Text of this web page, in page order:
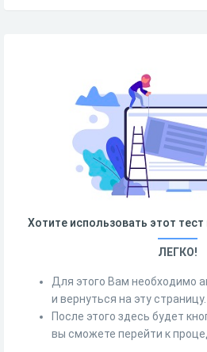
Хотите использовать этот
ЛЕГКО!
Для этого Вам необходимо
и вернуться на эту страницу.
После этого здесь будет
вы сможете перейти к